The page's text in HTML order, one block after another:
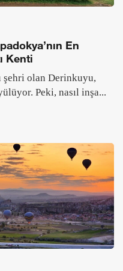
En
Kenti
şehri olan Derinkuyu,
Peki, nasıl inşa...